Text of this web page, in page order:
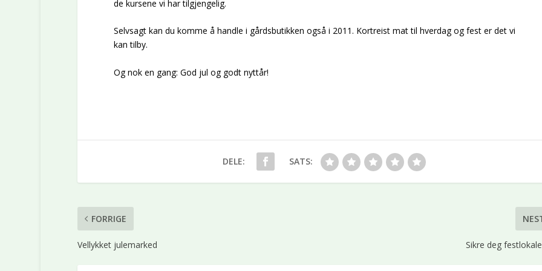
de kursene vi har tilgjengelig.
Selvsagt kan du komme å handle i gårdsbutikken også i 2011. Kortreist mat til hverdag og fest er det vi
kan tilby.
Og nok en gang: God jul og godt nyttår!
DELE: SATS:
FORRIGE
Vellykket julemarked Sikre deg